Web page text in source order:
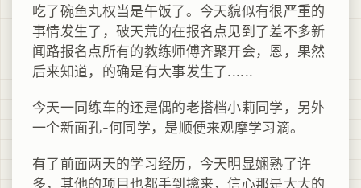
吃了碗鱼丸权当是午饭了。今天貌似有很严重的
事情发生了，破天荒的在报名点见到了差不多新
闻路报名点所有的教练师傅齐聚开会，恩，果然
后来知道，的确是有大事发生了......
今天一同练车的还是偶的老搭档小莉同学，另外
一个新面孔-何同学，是顺便来观摩学习滴。
有了前面两天的学习经历，今天明显娴熟了许
多，其他的项目也都手到擒来，信心那是大大的